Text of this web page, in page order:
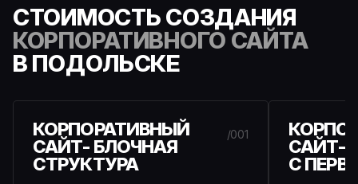
СТОИМОСТЬ СОЗДАНИЯ
КОРПОРАТИВНОГО САЙТА
В ПОДОЛЬСКЕ
КОРПОРАТИВНЫЙ
САЙТ- БЛОЧНАЯ
СТРУКТУРА
/001
САЙТ-
С